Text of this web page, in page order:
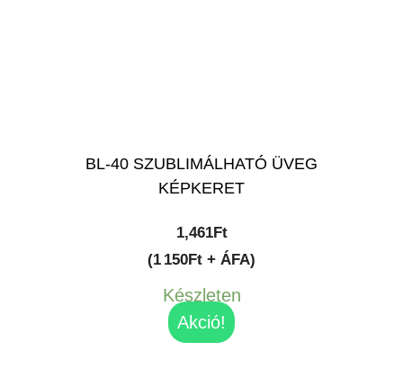
BL-40 SZUBLIMÁLHATÓ ÜVEG
KÉPKERET
1,461Ft
(1 150Ft + ÁFA)
Készleten
Akció!